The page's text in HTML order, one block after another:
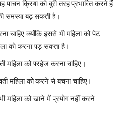
पाचन क्रिया को बुरी तरह प्रभावित करते हैं
समस्या बढ़ सकती है।
चाहिए क्योंकि इससे भी महिला को पेट
को करना पड़ सकता है।
महिला को परहेज करना चाहिए।
महिला को करने से बचना चाहिए।
महिला को खाने में प्रयोग नहीं करने